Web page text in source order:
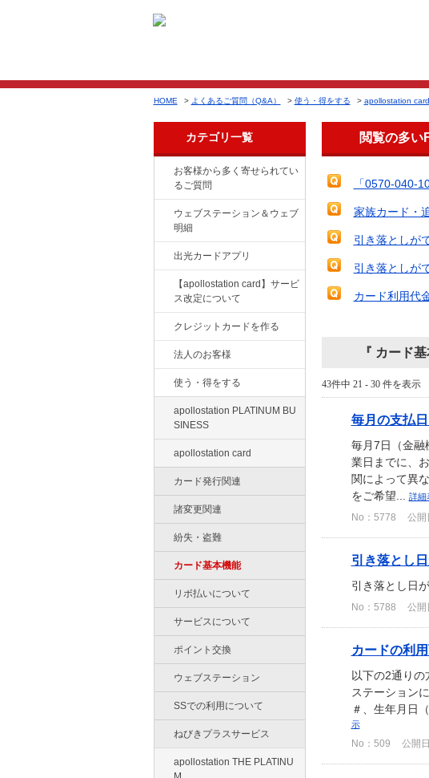
HOME > よくあるご質問（Q&A） > 使う・得をする > apollostation card
カテゴリ一覧
お客様から多く寄せられてい
るご質問
ウェブステーション＆ウェブ
明細
出光カードアプリ
【apollostation card】サービ
ス改定について
クレジットカードを作る
法人のお客様
使う・得をする
apollostation PLATINUM BU
SINESS
apollostation card
カード発行関連
諸変更関連
紛失・盗難
カード基本機能
リボ払いについて
サービスについて
ポイント交換
ウェブステーション
SSでの利用について
ねびきプラスサービス
apollostation THE PLATINU
閲覧の多い
「0570-040-
家族カード・
引き落としが
引き落としが
カード利用代
『 カード
43件中 21 - 30 件を表示
毎月の支払
毎月7日（金融
業日までに、
関によって異
をご希望...
詳細
No：5778 公開
引き落とし
引き落とし日
No：5788 公開
カードの利
以下の2通り
ステーション
＃、生年月日
示
No：509 公開